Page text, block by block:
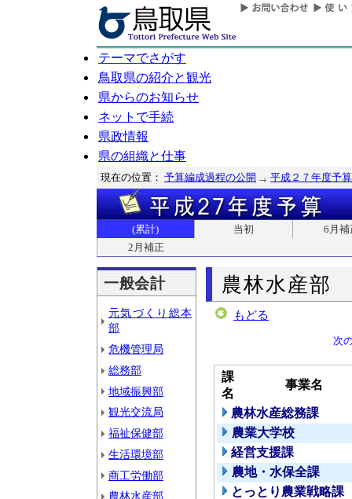
テーマでさがす
鳥取県の紹介と観光
県からのお知らせ
ネットで手続
県政情報
県の組織と仕事
現在の位置： 予算編成過程の公開 平成２７年度予算
(累計) 当初
6月補
2月補正
一般会計
元気づくり総本
部
危機管理局
総務部
地域振興部
観光交流局
福祉保健部
生活環境部
商工労働部
農林水産部
農林水産部
もどる
次
課
名
事業名
農林水産総務課
農業大学校
経営支援課
農地・水保全課
とっとり農業戦略課